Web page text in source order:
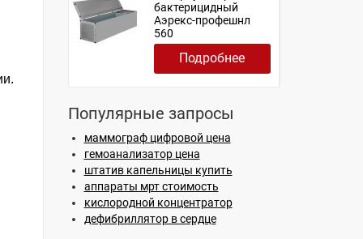
бактерицидный
Аэрекс-профешнл
560
Подробнее
Популярные запросы
маммограф цифровой цена
гемоанализатор цена
штатив капельницы купить
аппараты мрт стоимость
кислородной концентратор
дефибриллятор в сердце